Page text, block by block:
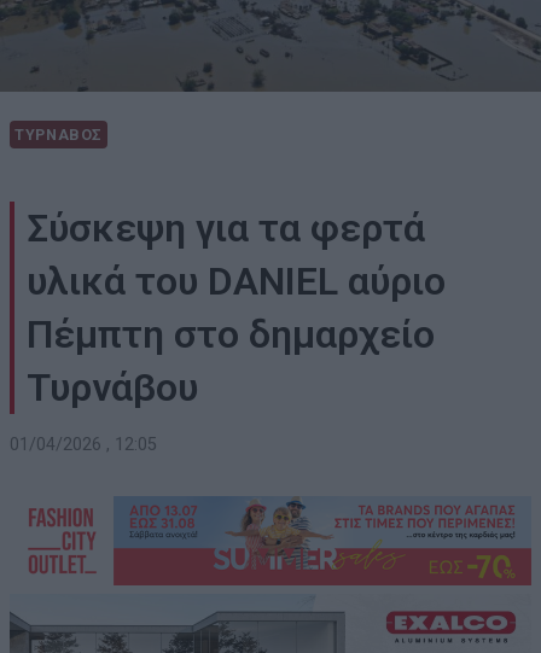
ΤΥΡΝΑΒΟΣ
Σύσκεψη για τα φερτά
υλικά του DANIEL αύριο
Πέμπτη στο δημαρχείο
Τυρνάβου
01/04/2026 , 12:05